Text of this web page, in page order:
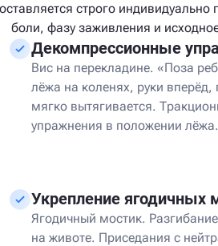
строго индивидуально
боли, фазу заживления и
Декомпрессионные
Вис на перекладине. «Поза
лёжа на коленях, руки вперёд,
мягко вытягивается.
упражнения в положении лёжа.
Укрепление
Ягодичный мостик.
на животе. Приседания с